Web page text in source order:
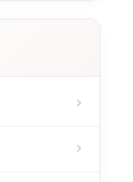
›
›